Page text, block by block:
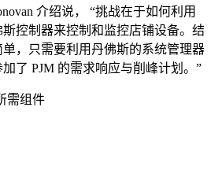
介绍说， “挑战在于如何利用
控制器来控制和监控店铺设备。结
，只需要利用丹佛斯的系统管理器
了 PJM 的需求响应与削峰计划。”
需组件